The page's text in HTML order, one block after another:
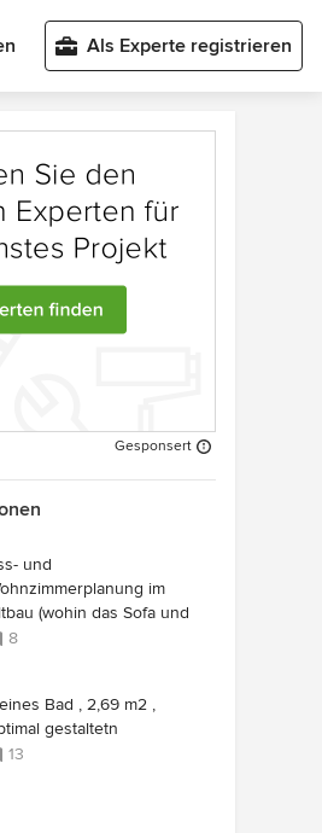
Als Experte registrieren
Gesponsert
und
im
(wohin das Sofa und
Licht)
8
Bad , 2,69 m2 ,
gestaltetn
13